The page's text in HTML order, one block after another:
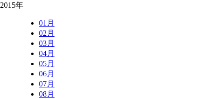
2015年
01月
02月
03月
04月
05月
06月
07月
08月